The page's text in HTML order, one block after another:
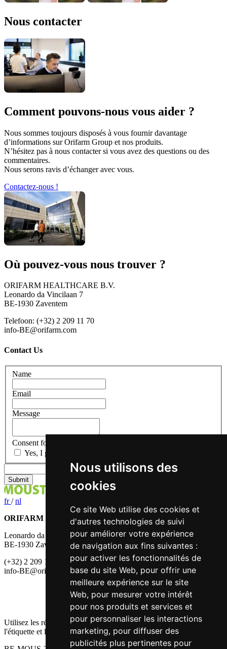
Nous utilisons des
cookies
Ce site Web utilise des cookies et
d'autres technologies de suivi
pour améliorer votre expérience
de navigation aux fins suivantes :
pour activer les fonctionnalités de
base du site Web, pour offrir une
meilleure expérience sur le site
Web, pour mesurer votre intérêt
pour nos produits et services et
pour personnaliser les interactions
marketing, pour diffuser des
publicités plus pertinentes pour
Nous contacter
Comment pouvons-nous vous aider ?
Nous sommes toujours disposés à vous fournir davantage
d’informations sur Orifarm Group et nos produits.
N’hésitez pas à nous contacter si vous avez des questions ou des
commentaires.
Nous serons ravis d’échanger avec vous.
Contactez-nous !
Où pouvez-vous nous trouver ?
ORIFARM HEALTHCARE B.V.
Leonardo da Vincilaan 7
BE-1930 Zaventem
Telefoon: (+32) 2 209 11 70
info-BE@orifarm.com
Contact Us
Name
Email
Message
Consent for storing submitted data
Yes, I give permission to store and process my data
fr/ nl
ORIFARM HEALTHCARE B.V.
Leonardo da Vincilaan 7
BE-1930 Zaventem
(+32) 2 209 11 70
info-BE@orifarm.com
Utilisez les répulsifs avec précaution. Avant toute utilisation, lisez
l'étiquette et les informations sur le produit.